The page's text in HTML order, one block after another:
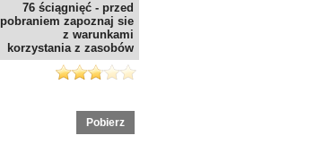
76 ściągnięć - przed
pobraniem zapoznaj sie
z warunkami
korzystania z zasobów
Pobierz